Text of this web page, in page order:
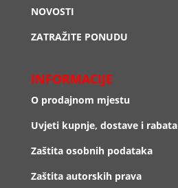
NOVOSTI
ZATRAŽITE PONUDU
INFORMACIJE
O prodajnom mjestu
Uvjeti kupnje, dostave i rabata
Zaštita osobnih podataka
Zaštita autorskih prava